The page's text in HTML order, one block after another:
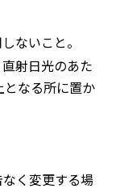
ないこと。
射日光のあた
なる所に置か
く変更する場